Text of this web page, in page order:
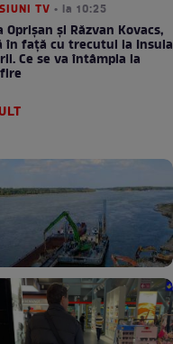
TV • la 10:25
Oprișan și Răzvan Kovacs,
în față cu trecutul la Insula
Ce se va întâmpla la